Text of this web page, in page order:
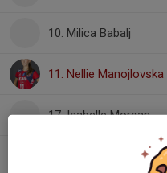
10. Milica Babalj
11. Nellie Manojlovska
17. Isabelle Morgan